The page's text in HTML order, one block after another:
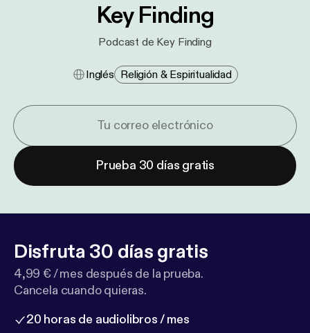
Key Finding
Podcast de Key Finding
Inglés Religión & Espiritualidad
Prueba 30 días gratis
Disfruta 30 días gratis
4,99 € / mes después de la prueba.
Cancela cuando quieras.
20 horas de audiolibros / mes